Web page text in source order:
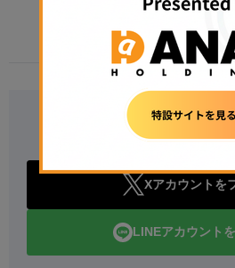
2026年8月6日 08:00
Follow
Xアカウントを
LINEアカウント